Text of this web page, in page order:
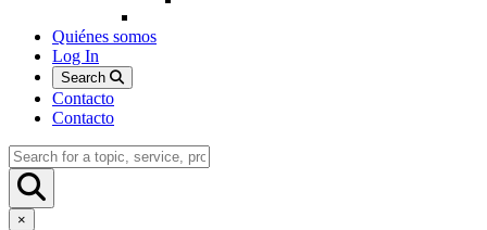
Quiénes somos
Log In
Search
Contacto
Contacto
×